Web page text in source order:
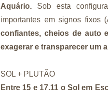
Aquário. Sob esta
importantes em signos fixos
confiantes, cheios de auto
exagerar e transparecer um
SOL + PLUTÃO
Entre 15 e 17.11 o Sol em